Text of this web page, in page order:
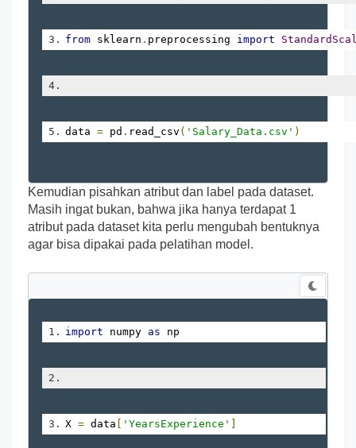
from sklearn . preprocessing import
data = pd . read_csv ( 'Salary_Data.csv' )
Kemudian pisahkan atribut dan label pada dataset.
Masih ingat bukan, bahwa jika hanya terdapat 1
atribut pada dataset kita perlu mengubah bentuknya
agar bisa dipakai pada pelatihan model.
import numpy as np
X = data [ 'YearsExperience' ]